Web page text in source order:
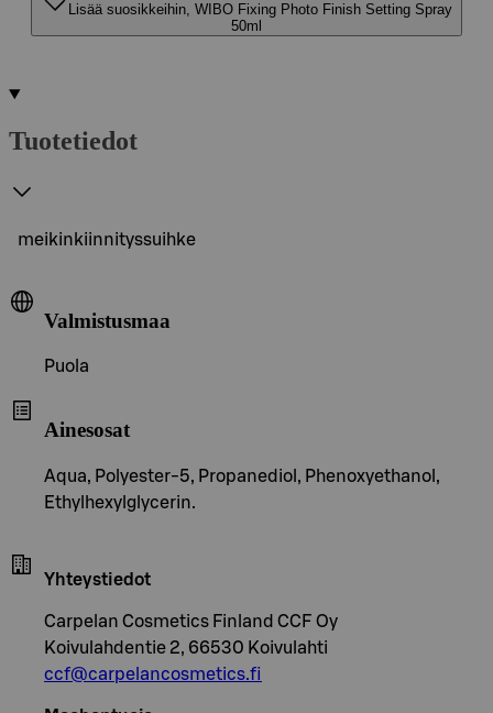
Lisää suosikkeihin, WIBO Fixing Photo Finish Setting Spray
50ml
Tuotetiedot
meikinkiinnityssuihke
Valmistusmaa
Puola
Ainesosat
Aqua, Polyester-5, Propanediol, Phenoxyethanol,
Ethylhexylglycerin.
Yhteystiedot
Carpelan Cosmetics Finland CCF Oy
Koivulahdentie 2, 66530 Koivulahti
ccf@carpelancosmetics.fi